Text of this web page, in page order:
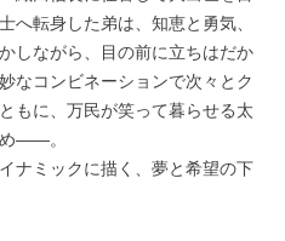
へ転身した弟は、知恵と勇気、
しながら、目の前に立ちはだか
なコンビネーションで次々とク
もに、万民が笑って暮らせる太
――。
ナミックに描く、夢と希望の下